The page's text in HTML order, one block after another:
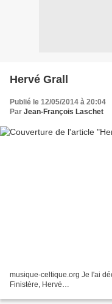
Hervé Grall
Publié le 12/05/2014 à 20:04
Par Jean-François Laschet
musique-celtique.org Je l'ai
Finistère, Hervé…